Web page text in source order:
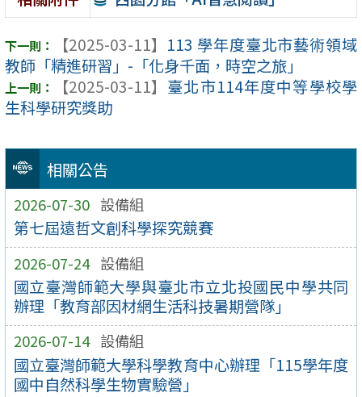
相關公告
2026-07-30 設備組
第七屆遠哲文創科學探究競賽
2026-07-24 設備組
國立臺灣師範大學與臺北市立北投國民中學共同
辦理「教育部因材網生活科技暑期營隊」
2026-07-14 設備組
國立臺灣師範大學科學教育中心辦理「115學年度
國中自然科學生物實驗營」
【2025-03-11】 113 學年度臺北市藝術領域
教師「精進研習」-「化身千面，時空之旅」
【2025-03-11】 臺北市114年度中等學校學
生科學研究獎助